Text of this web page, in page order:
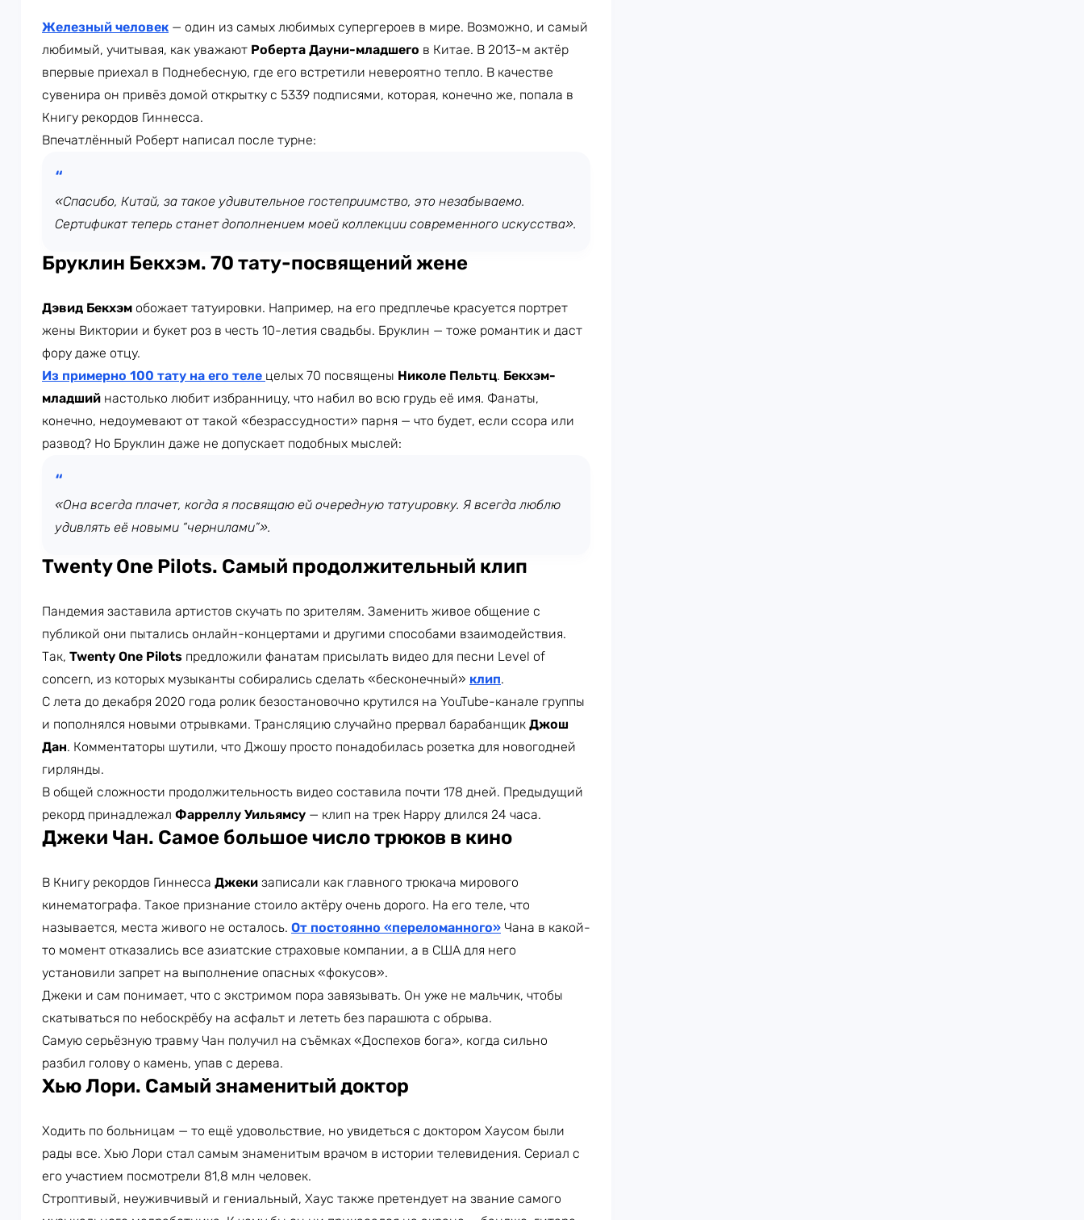
Железный человек — один из самых любимых супергероев в мире. Возможно, и самый
любимый, учитывая, как уважают Роберта Дауни-младшего в Китае. В 2013-м актёр
впервые приехал в Поднебесную, где его встретили невероятно тепло. В качестве
сувенира он привёз домой открытку с 5339 подписями, которая, конечно же, попала в
Книгу рекордов Гиннесса.
Впечатлённый Роберт написал после турне:
«Спасибо, Китай, за такое удивительное гостеприимство, это незабываемо.
Сертификат теперь станет дополнением моей коллекции современного искусства».
Бруклин Бекхэм. 70 тату-посвящений жене
Дэвид Бекхэм обожает татуировки. Например, на его предплечье красуется портрет
жены Виктории и букет роз в честь 10-летия свадьбы. Бруклин — тоже романтик и даст
фору даже отцу.
Из примерно 100 тату на его теле целых 70 посвящены Николе Пельтц. Бекхэм-
младший настолько любит избранницу, что набил во всю грудь её имя. Фанаты,
конечно, недоумевают от такой «безрассудности» парня — что будет, если ссора или
развод? Но Бруклин даже не допускает подобных мыслей:
«Она всегда плачет, когда я посвящаю ей очередную татуировку. Я всегда люблю
удивлять её новыми “чернилами”».
Twenty One Pilots. Самый продолжительный клип
Пандемия заставила артистов скучать по зрителям. Заменить живое общение с
публикой они пытались онлайн-концертами и другими способами взаимодействия.
Так, Twenty One Pilots предложили фанатам присылать видео для песни Level of
concern, из которых музыканты собирались сделать «бесконечный» клип.
С лета до декабря 2020 года ролик безостановочно крутился на YouTube-канале группы
и пополнялся новыми отрывками. Трансляцию случайно прервал барабанщик Джош
Дан. Комментаторы шутили, что Джошу просто понадобилась розетка для новогодней
гирлянды.
В общей сложности продолжительность видео составила почти 178 дней. Предыдущий
рекорд принадлежал Фарреллу Уильямсу — клип на трек Happy длился 24 часа.
Джеки Чан. Самое большое число трюков в кино
В Книгу рекордов Гиннесса Джеки записали как главного трюкача мирового
кинематографа. Такое признание стоило актёру очень дорого. На его теле, что
называется, места живого не осталось. От постоянно «переломанного» Чана в какой-
то момент отказались все азиатские страховые компании, а в США для него
установили запрет на выполнение опасных «фокусов».
Джеки и сам понимает, что с экстримом пора завязывать. Он уже не мальчик, чтобы
скатываться по небоскрёбу на асфальт и лететь без парашюта с обрыва.
Самую серьёзную травму Чан получил на съёмках «Доспехов бога», когда сильно
разбил голову о камень, упав с дерева.
Хью Лори. Самый знаменитый доктор
Ходить по больницам — то ещё удовольствие, но увидеться с доктором Хаусом были
рады все. Хью Лори стал самым знаменитым врачом в истории телевидения. Сериал с
его участием посмотрели 81,8 млн человек.
Строптивый, неуживчивый и гениальный, Хаус также претендует на звание самого